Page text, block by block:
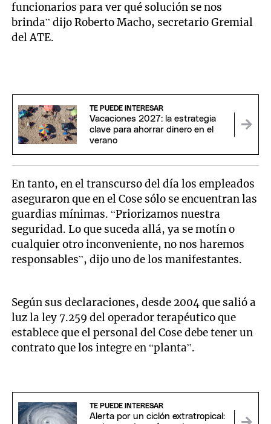
funcionarios para ver qué solución se nos
brinda” dijo Roberto Macho, secretario Gremial
del ATE.
TE PUEDE INTERESAR
Vacaciones 2027: la estrategia
clave para ahorrar dinero en el
verano
En tanto, en el transcurso del día los empleados
aseguraron que en el Cose sólo se encuentran las
guardias mínimas. “Priorizamos nuestra
seguridad. Lo que suceda allá, ya se motín o
cualquier otro inconveniente, no nos haremos
responsables”, dijo uno de los manifestantes.
Según sus declaraciones, desde 2004 que salió a
luz la ley 7.259 del operador terapéutico que
establece que el personal del Cose debe tener un
contrato que los integre en “planta”.
TE PUEDE INTERESAR
Alerta por un ciclón extratropical: